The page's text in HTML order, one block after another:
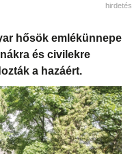
hirdetés
hősök emlékünnepe
és civilekre
a hazáért.